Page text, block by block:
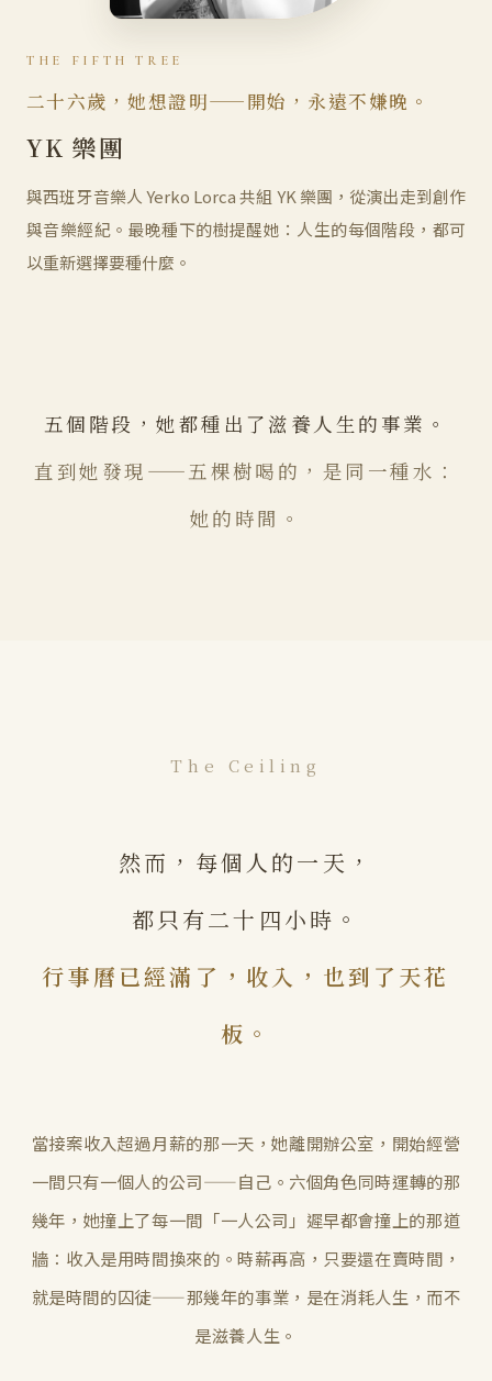
THE FIFTH TREE
二十六歲，她想證明——開始，永遠不嫌晚。
YK 樂團
與西班牙音樂人 Yerko Lorca 共組 YK 樂團，從演出走到創作
與音樂經紀。最晚種下的樹提醒她：人生的每個階段，都可
以重新選擇要種什麼。
五個階段，她都種出了滋養人生的事業。
直到她發現——五棵樹喝的，是同一種水：
她的時間。
The Ceiling
然而，每個人的一天，
都只有二十四小時。
行事曆已經滿了，收入，也到了天花
板。
當接案收入超過月薪的那一天，她離開辦公室，開始經營
一間只有一個人的公司——自己。六個角色同時運轉的那
幾年，她撞上了每一間「一人公司」遲早都會撞上的那道
牆：收入是用時間換來的。時薪再高，只要還在賣時間，
就是時間的囚徒——那幾年的事業，是在消耗人生，而不
是滋養人生。